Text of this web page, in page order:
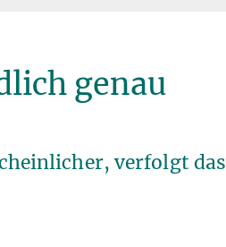
genau
verfolgt das